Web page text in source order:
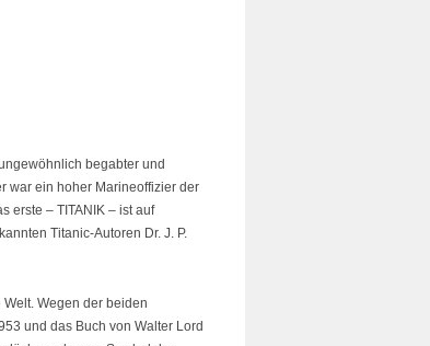
begabter und
war ein hoher Marineoffizier der
erste – TITANIK – ist auf
Titanic-Autoren Dr. J. P.
Wegen der beiden
und das Buch von Walter Lord